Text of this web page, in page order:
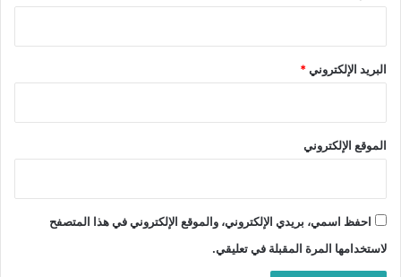
البريد الإلكتروني*
الموقع الإلكتروني
احفظ اسمي، بريدي الإلكتروني، والموقع الإلكتروني في هذا المتصفح
لاستخدامها المرة المقبلة في تعليقي.